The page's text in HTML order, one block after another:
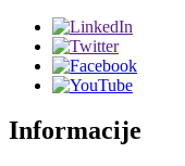
Informacije